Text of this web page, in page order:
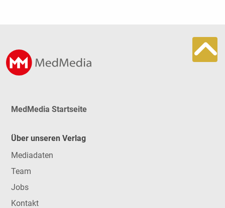
MedMedia Startseite
Über unseren Verlag
Mediadaten
Team
Jobs
Kontakt